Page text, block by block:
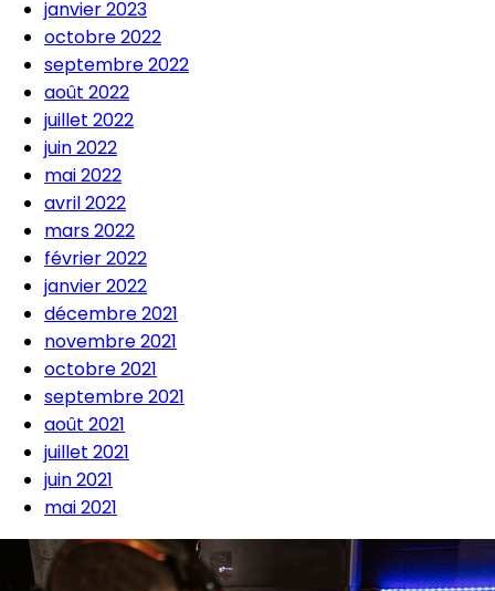
janvier 2023
octobre 2022
septembre 2022
août 2022
juillet 2022
juin 2022
mai 2022
avril 2022
mars 2022
février 2022
janvier 2022
décembre 2021
novembre 2021
octobre 2021
septembre 2021
août 2021
juillet 2021
juin 2021
mai 2021